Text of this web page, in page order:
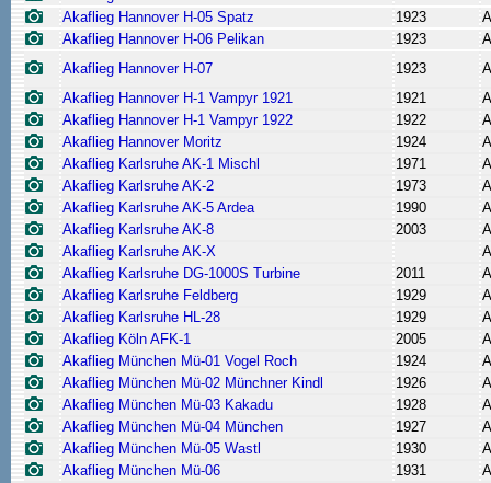
Akaflieg Hannover H-05 Spatz
1923
Akaflieg Hannover H-06 Pelikan
1923
Akaflieg Hannover H-07
1923
Akaflieg Hannover H-1 Vampyr 1921
1921
Akaflieg Hannover H-1 Vampyr 1922
1922
Akaflieg Hannover Moritz
1924
Akaflieg Karlsruhe AK-1 Mischl
1971
Akaflieg Karlsruhe AK-2
1973
Akaflieg Karlsruhe AK-5 Ardea
1990
Akaflieg Karlsruhe AK-8
2003
Akaflieg Karlsruhe AK-X
Akaflieg Karlsruhe DG-1000S Turbine
2011
Akaflieg Karlsruhe Feldberg
1929
Akaflieg Karlsruhe HL-28
1929
Akaflieg Köln AFK-1
2005
Akaflieg München Mü-01 Vogel Roch
1924
Akaflieg München Mü-02 Münchner Kindl
1926
Akaflieg München Mü-03 Kakadu
1928
Akaflieg München Mü-04 München
1927
Akaflieg München Mü-05 Wastl
1930
Akaflieg München Mü-06
1931